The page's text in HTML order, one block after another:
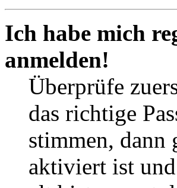
Ich habe mich
anmelden!
Überprüfe
das richtige
stimmen,
aktiviert ist und